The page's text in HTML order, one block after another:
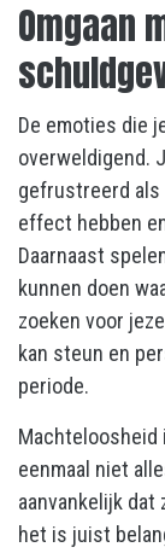
Omgaan
De emoties die
overweldigend.
gefrustreerd
effect hebben
Daarnaast
kunnen doen
zoeken voor
kan steun en
periode.
Machteloosheid
eenmaal niet
aanvankelijk
het is juist